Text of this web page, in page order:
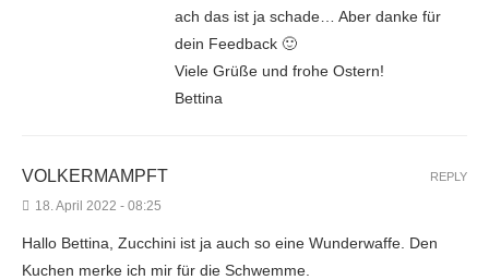
ach das ist ja schade… Aber danke für
dein Feedback 🙂
Viele Grüße und frohe Ostern!
Bettina
VOLKERMAMPFT
18. April 2022 - 08:25
Hallo Bettina, Zucchini ist ja auch so eine Wunderwaffe. Den
Kuchen merke ich mir für die Schwemme.
REPLY